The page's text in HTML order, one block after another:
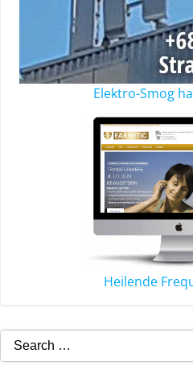
Elektro-Smog
Heilende